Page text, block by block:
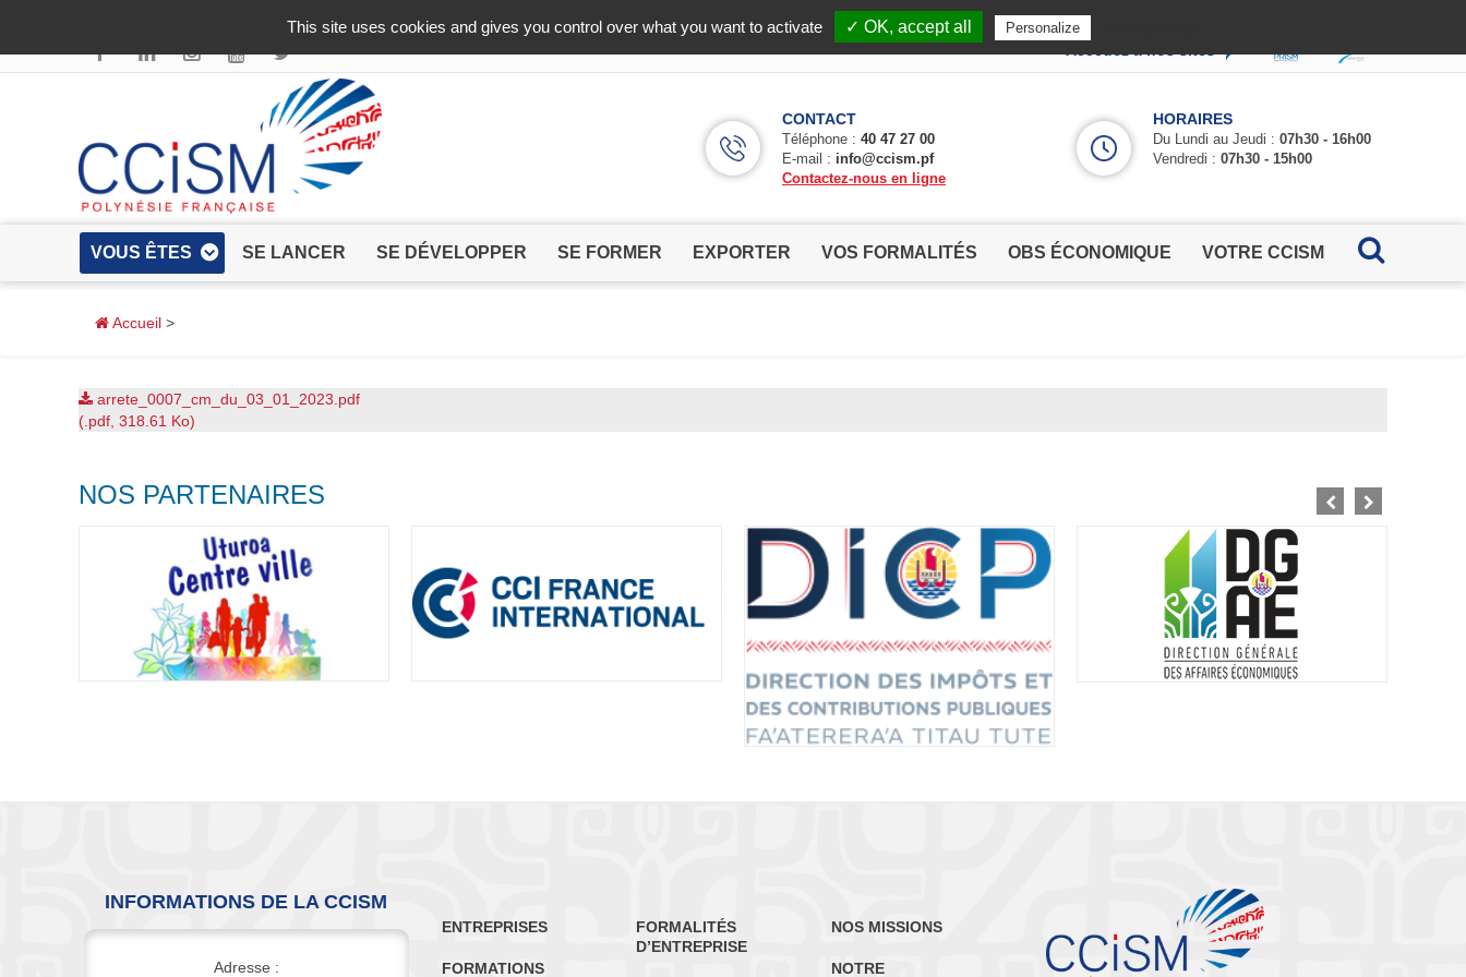
✓ Allow
CONTACT
Téléphone : 40 47 27 00
E-mail : info@ccism.pf
Contactez-nous en ligne
HORAIRES
Du Lundi au Jeudi : 07h30 - 16h00
Vendredi : 07h30 - 15h00
VOUS ÊTES SE LANCER SE DÉVELOPPER SE FORMER EXPORTER VOS FORMALITÉS OBS ÉCONOMIQUE VOTRE CCISM
Accueil >
arrete_0007_cm_du_03_01_2023.pdf
(.pdf, 318.61 Ko)
NOS PARTENAIRES
INFORMATIONS DE LA CCISM
Adresse :
ENTREPRISES
FORMATIONS
FORMALITÉS
D’ENTREPRISE
NOS MISSIONS
NOTRE
This site uses cookies and gives you control over what you want to activate ✓ OK, accept all Personalize